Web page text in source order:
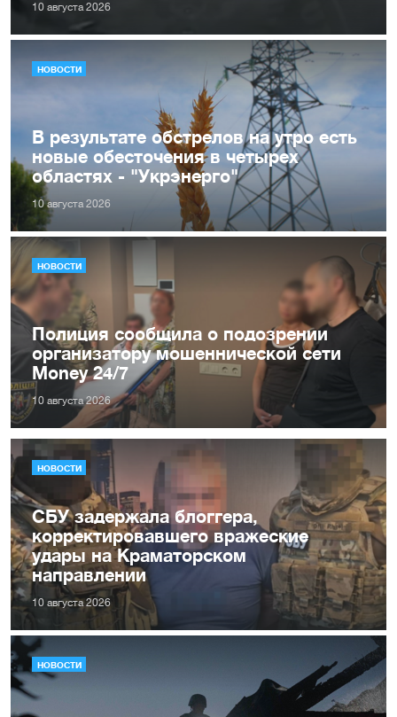
10 августа 2026
НОВОСТИ
В результате обстрелов на утро есть
новые обесточения в четырех
областях - "Укрэнерго"
10 августа 2026
НОВОСТИ
Полиция сообщила о подозрении
организатору мошеннической сети
Money 24/7
10 августа 2026
НОВОСТИ
СБУ задержала блоггера,
корректировавшего вражеские
удары на Краматорском
направлении
10 августа 2026
НОВОСТИ